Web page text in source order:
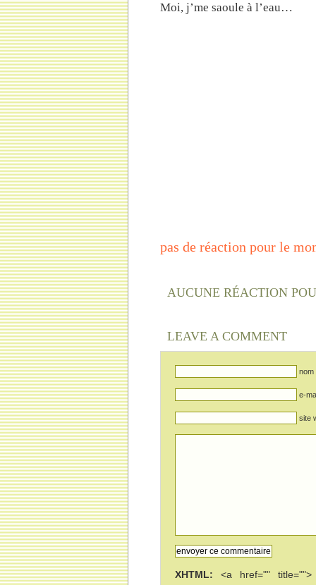
Moi, j’me saoule à l’eau…
pas de réaction pour le
AUCUNE RÉACTION
LEAVE A COMMENT
nom
e-
site
XHTML: <a href="" title="">